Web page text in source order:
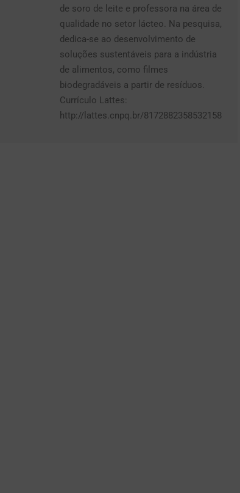
de soro de leite e professora na área de
qualidade no setor lácteo. Na pesquisa,
dedica-se ao desenvolvimento de
soluções sustentáveis para a indústria
de alimentos, como filmes
biodegradáveis a partir de resíduos.
Currículo Lattes:
http://lattes.cnpq.br/8172882358532158